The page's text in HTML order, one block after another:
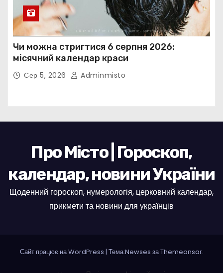
Чи можна стригтися 6 серпня 2026:
місячний календар краси
Сер 5, 2026 Adminmisto
Про Місто | Гороскоп,
календар, новини України
Щоденний гороскоп, нумерологія, церковний календар,
прикмети та новини для українців
Сайт працює на WordPress | Тема:Newses заThemeansar.